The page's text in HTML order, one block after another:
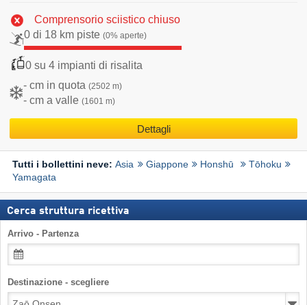
Comprensorio sciistico chiuso
0 di 18 km piste (0% aperte)
0 su 4 impianti di risalita
- cm in quota (2502 m)
- cm a valle (1601 m)
Dettagli
Tutti i bollettini neve: Asia Giappone Honshū
Tōhoku
Yamagata
Cerca struttura ricettiva
Arrivo - Partenza
Destinazione - scegliere